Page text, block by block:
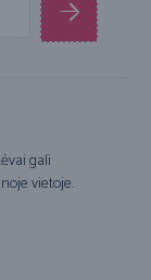
gali
vietoje.